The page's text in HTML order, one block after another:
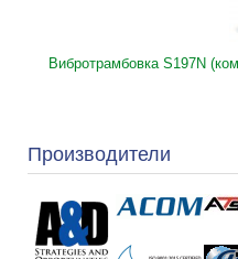
Вибротрамбовка S197N
Производители